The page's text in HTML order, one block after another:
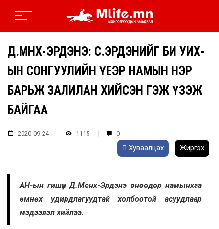
Д.МӨНХ-ЭРДЭНЭ: С.ЭРДЭНИЙГ БИ УИХ-
ЫН СОНГУУЛИЙН ҮЕЭР НАМЫН НЭР
БАРЬЖ ЗАЛИЛАН ХИЙСЭН ГЭЖ ҮЗЭЖ
БАЙГАА
2020-09-24 1115 0
Хуваалцах Жиргэх
АН-ын гишүүн Д.Мөнх-Эрдэнэ өнөөдөр намынхаа
өмнөх удирдлагуудтай холбоотой асуудлаар
мэдээлэл хийлээ.